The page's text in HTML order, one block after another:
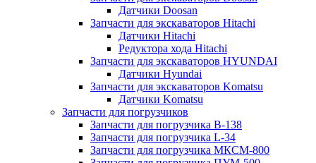
Датчики Doosan
Запчасти для экскаваторов Hitachi
Датчики Hitachi
Редуктора хода Hitachi
Запчасти для экскаваторов HYUNDAI
Датчики Hyundai
Запчасти для экскаваторов Komatsu
Датчики Komatsu
Запчасти для погрузчиков
Запчасти для погрузчика B-138
Запчасти для погрузчика L-34
Запчасти для погрузчика МКСМ-800